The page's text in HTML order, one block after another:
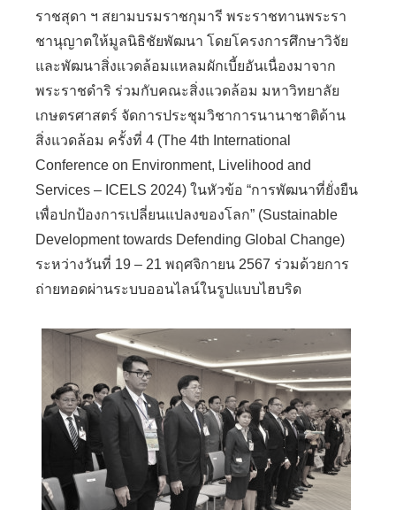
ราชสุดา ฯ สยามบรมราชกุมารี พระราชทานพระรา
ชานุญาตให้มูลนิธิชัยพัฒนา โดยโครงการศึกษาวิจัย
และพัฒนาสิ่งแวดล้อมแหลมผักเบี้ยอันเนื่องมาจาก
พระราชดำริ ร่วมกับคณะสิ่งแวดล้อม มหาวิทยาลัย
เกษตรศาสตร์ จัดการประชุมวิชาการนานาชาติด้าน
สิ่งแวดล้อม ครั้งที่ 4 (The 4th International
Conference on Environment, Livelihood and
Services – ICELS 2024) ในหัวข้อ “การพัฒนาที่ยั่งยืน
เพื่อปกป้องการเปลี่ยนแปลงของโลก” (Sustainable
Development towards Defending Global Change)
ระหว่างวันที่ 19 – 21 พฤศจิกายน 2567 ร่วมด้วยการ
ถ่ายทอดผ่านระบบออนไลน์ในรูปแบบไฮบริด